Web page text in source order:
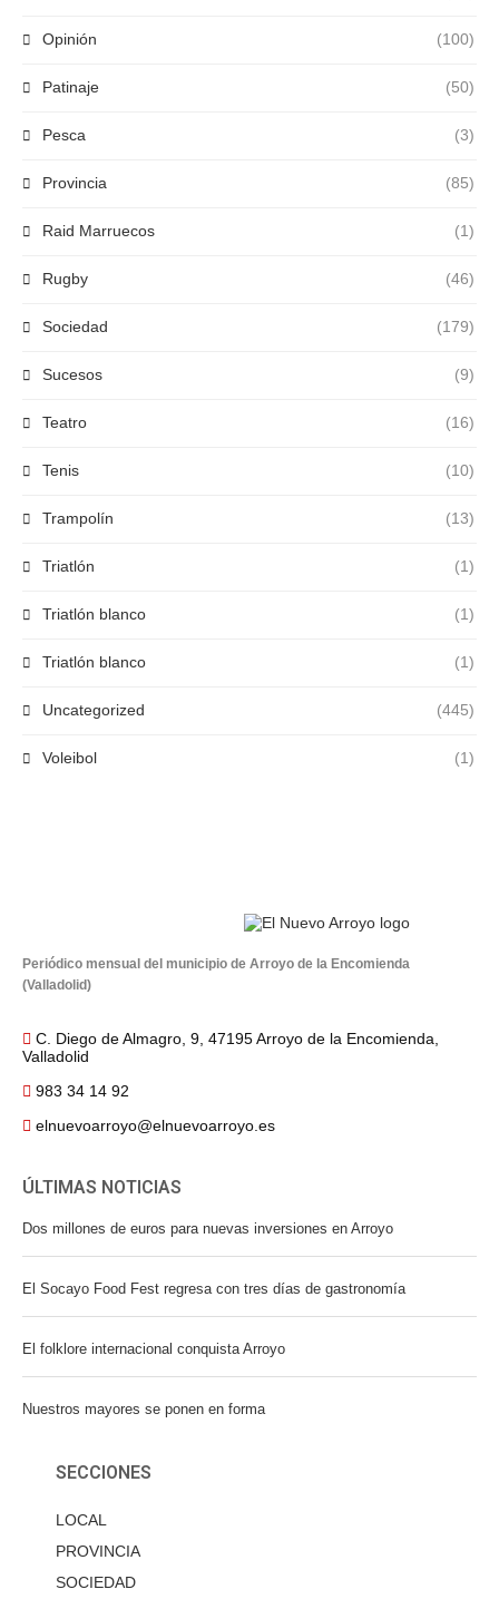
Opinión (100)
Patinaje (50)
Pesca (3)
Provincia (85)
Raid Marruecos (1)
Rugby (46)
Sociedad (179)
Sucesos (9)
Teatro (16)
Tenis (10)
Trampolín (13)
Triatlón (1)
Triatlón blanco (1)
Triatlón blanco (1)
Uncategorized (445)
Voleibol (1)
Periódico mensual del municipio de Arroyo de la Encomienda
(Valladolid)
C. Diego de Almagro, 9, 47195 Arroyo de la Encomienda,
Valladolid
983 34 14 92
elnuevoarroyo@elnuevoarroyo.es
ÚLTIMAS NOTICIAS
Dos millones de euros para nuevas inversiones en Arroyo
El Socayo Food Fest regresa con tres días de gastronomía
El folklore internacional conquista Arroyo
Nuestros mayores se ponen en forma
SECCIONES
LOCAL
PROVINCIA
SOCIEDAD